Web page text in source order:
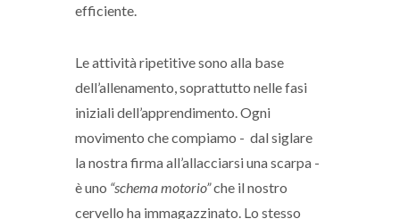
efficiente.
Le attività ripetitive sono alla base
dell’allenamento, soprattutto nelle fasi
iniziali dell’apprendimento. Ogni
movimento che compiamo - dal siglare
la nostra firma all’allacciarsi una scarpa -
è uno “schema motorio”che il nostro
cervello ha immagazzinato. Lo stesso